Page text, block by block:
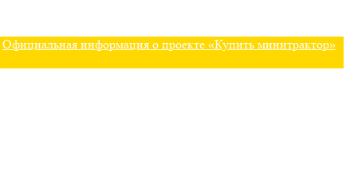
Официальная информация о проекте «Купить минитрактор»